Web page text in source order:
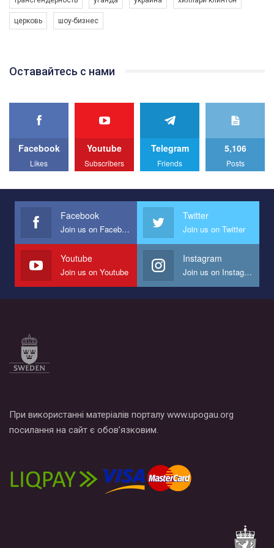
програму з боротьби з насильством проти ЛГБТ в Україні.
Якщо ти хочеш підтримати нас - просто натисни "лайк" під
best video, representing programme for the development of
We appeal to your support and ask to help us implement our plan
All you have to do is to press "Like" below the video.
Эмоционально сильный ролик от команды "Гей-альянс
представляющий программу развития организации.
Мы просим вас поддержать нас и помочь нам реализовать
наш план по борьбе с насилием и дискриминацией на почве
СОГИ в Украине.
Все, что вам нужно сделать - это зайти на наш канал YouTube
церковь шоу-бизнес
Оставайтесь с нами
Facebook
Likes
Youtube
Subscribers
Telegram
Friends
5,106
Posts
Facebook
Join us on Facebook
Twitter
Join us on Twitter
Youtube
Join us on Youtube
Instagram
Join us on Instagram
При використанні матеріалів порталу www.upogau.org
посилання на сайт є обов’язковим.